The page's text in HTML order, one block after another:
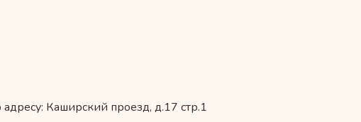
Каширский проезд, д.17 стр.1